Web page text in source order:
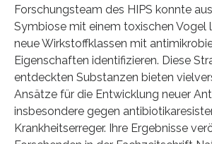
Forschungsteam des HIPS konnte
Symbiose mit einem toxischen Vogel
neue Wirkstoffklassen mit
Eigenschaften identifizieren. Diese
entdeckten Substanzen bieten
Ansätze für die Entwicklung neuer
insbesondere gegen
Krankheitserreger. Ihre Ergebnisse